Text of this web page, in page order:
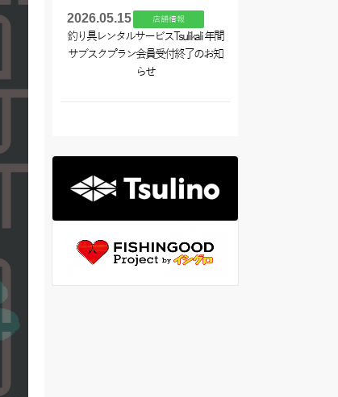
2026.05.15 店舗情報
釣り具レンタルサービスTsulikali 年間
サブスクプラン会員受付終了のお知
らせ